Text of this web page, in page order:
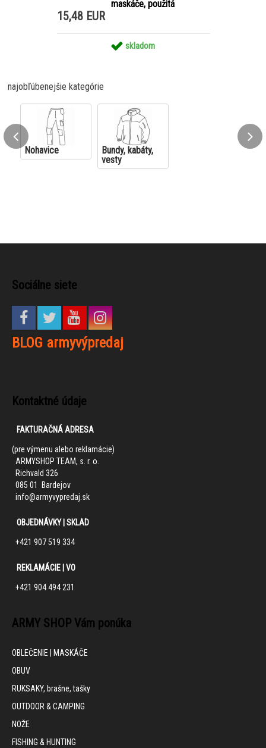
maskáče, použitá
15,48 EUR
skladom
najobľúbenejšie kategórie
Nohavice
Bundy, kabáty,
vesty
Sociálne siete
BLOG armyvýpredaj
Kontaktné údaje
FAKTURAČNÁ ADRESA
(pre výmenu alebo reklamácie)
ARMYSHOP TEAM, s. r. o.
Richvald 326
085 01 Bardejov
info@armyvypredaj.sk
OBJEDNÁVKY | SKLAD
+421 907 519 334
REKLAMÁCIE | VO
+421 904 494 231
ARMY SHOP Vám ponúka
OBLEČENIE | MASKÁČE
OBUV
RUKSAKY, brašne, tašky
OUTDOOR & CAMPING
NOŽE
FISHING & HUNTING